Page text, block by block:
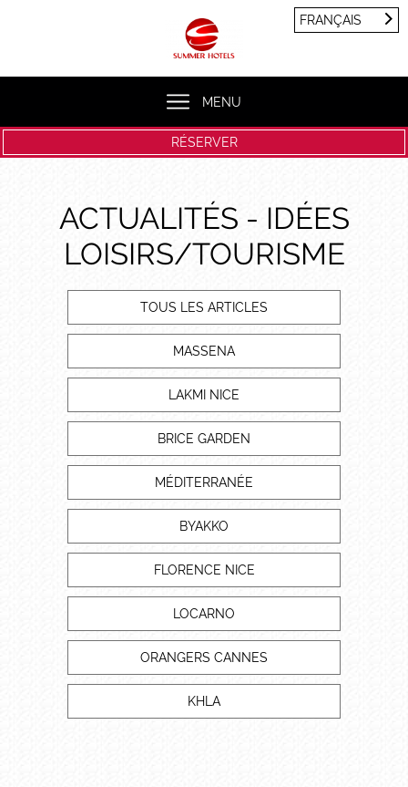
MENU
FRANÇAIS
RÉSERVER
ACTUALITÉS - IDÉES
LOISIRS/TOURISME
TOUS LES ARTICLES
MASSENA
LAKMI NICE
BRICE GARDEN
MÉDITERRANÉE
BYAKKO
FLORENCE NICE
LOCARNO
ORANGERS CANNES
KHLA